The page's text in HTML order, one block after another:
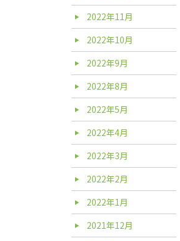
2022年11月
2022年10月
2022年9月
2022年8月
2022年5月
2022年4月
2022年3月
2022年2月
2022年1月
2021年12月